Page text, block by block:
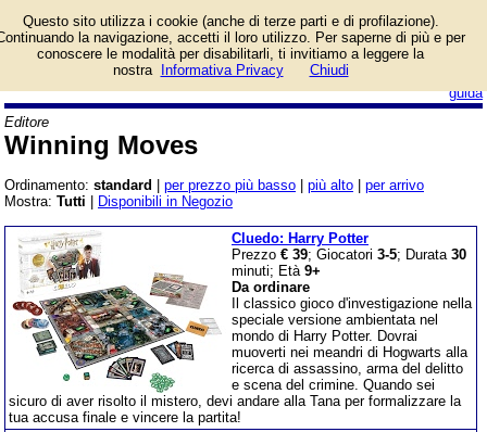
guida
Catalogo prodotti
Winning Moves con
informazioni e prezzi.
Giochi da Tavolo in vendita.
Editore
Winning Moves
Ordinamento: standard per prezzo più basso più alto
per arrivo
Mostra: Tutti Disponibili in Negozio
Cluedo: Harry Potter
Prezzo € 39; Giocatori 3-5; Durata 30
minuti; Età 9+
Da ordinare
Il classico gioco d'investigazione nella
speciale versione ambientata nel
mondo di Harry Potter. Dovrai
muoverti nei meandri di Hogwarts alla
ricerca di assassino, arma del delitto
e scena del crimine. Quando sei
sicuro di aver risolto il mistero, devi andare alla Tana per formalizzare la
tua accusa finale e vincere la partita!
Questo sito utilizza i cookie (anche di terze parti e di profilazione).
la navigazione, accetti il loro utilizzo. Per saperne di più e per
conoscere le modalità per disabilitarli, ti invitiamo a leggere la
nostra
Informativa Privacy Chiudi